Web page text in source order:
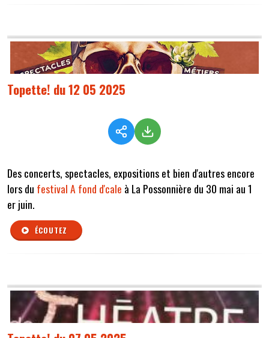
Topette! du 12 05 2025
Des concerts, spectacles, expositions et bien d'autres encore
lors du festival A fond d'cale à La Possonnière du 30 mai au 1
er juin.
ÉCOUTEZ